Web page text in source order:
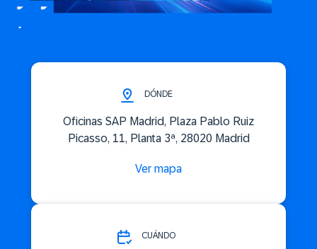
DÓNDE
Oficinas SAP Madrid, Plaza Pablo Ruiz
Picasso, 11, Planta 3ª, 28020 Madrid
Ver mapa
CUÁNDO